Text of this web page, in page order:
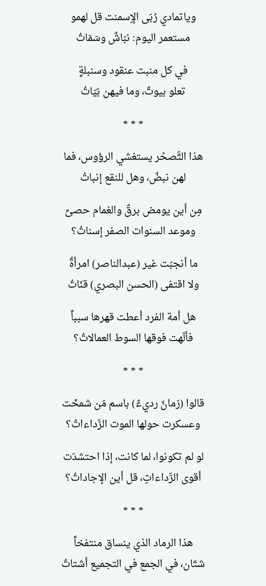
وياتمادي رُبَى الإِسمنت قل لهمو
مستعمر اليوم: نبّاشٌ وسَمّاتُ
في كل منبت عنقود وسنبلةٍ
تعلو بيوتٌ، وما فيهن بَيّاتُ
* * *
هذا التَّصحُر يستغشي الرؤوس، فما
لهن نبضٌ، وهل للنقع إنباتُ
مِن أين يومض برقٌ والغمام حصىً
وموعد السنوات الصفر إسناتُ؟
ما أنجبَت غير (عبدالناصر) امرأةٌ
ولا اقتفى (الحسن البصري) قنّاتُ
هل أمة الفرد أعطت قهرها سبباً
فألّهت فوقها السوط العمالاتُ؟
* * *
قالوا (زمانٌ رديءٌ) باسم مَن شمخَت
وعسكرت حولها الموت الرَّداءاتُ؟
لو لم تكونوا، لما كانت، إذا احتشدَت
أقوى الرَّداءاتِ، قل أين الإجاداتُ؟
* * *
هذا الرماد الذي ينساق منتفخاً
شتّان، في الجمع في التجميع أشتاتُ